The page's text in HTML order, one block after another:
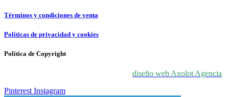
Términos y condiciones de venta
Políticas de privacidad y cookies
Política de Copyright
diseño web Axolot Agencia
Pinterest Instagram